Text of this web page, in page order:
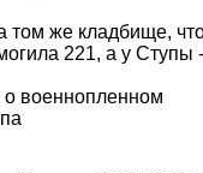
том же кладбище,
221, а у Ступы
военнопленном